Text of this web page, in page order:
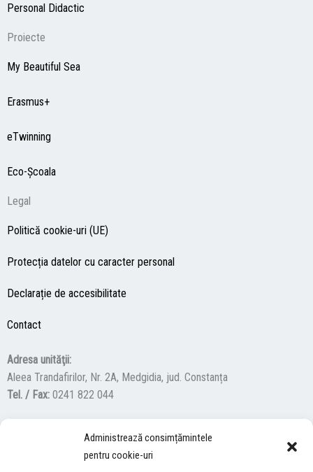
Administrează consimțămintele
pentru cookie-uri
Personal Didactic
Proiecte
My Beautiful Sea
Erasmus+
eTwinning
Eco-Şcoala
Legal
Politică cookie-uri (UE)
Protecția datelor cu caracter personal
Declarație de accesibilitate
Contact
Adresa unităţii:
Aleea Trandafirilor, Nr. 2A, Medgidia, jud. Constanța
Tel. / Fax: 0241 822 044
F
a
Y
I